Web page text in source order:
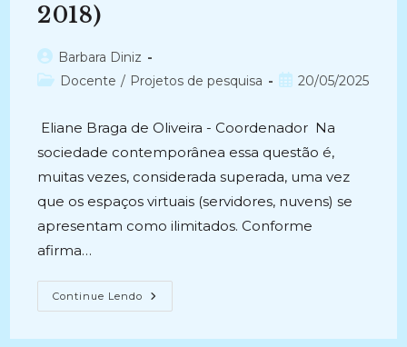
REGIONAL
2025)
2018)
Autor
do
Barbara Diniz
Categoria
Docente / Projetos de pesquisa
Post20/05/2025
Eliane Braga de Oliveira - Coordenador Na
sociedade contemporânea essa questão é,
muitas vezes, considerada superada, uma vez
que os espaços virtuais (servidores, nuvens) se
apresentam como ilimitados. Conforme
afirma…
Continue Lendo OS
ARQUIVOS